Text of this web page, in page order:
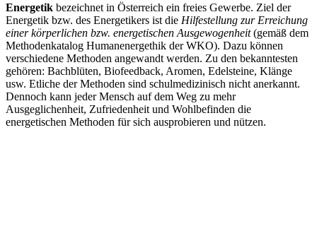
Energetik bezeichnet in Österreich ein freies Gewerbe. Ziel der
Energetik bzw. des Energetikers ist die Hilfestellung zur Erreichung
einer körperlichen bzw. energetischen Ausgewogenheit(gemäß dem
Methodenkatalog Humanenergethik der WKO). Dazu können
verschiedene Methoden angewandt werden. Zu den bekanntesten
gehören: Bachblüten, Biofeedback, Aromen, Edelsteine, Klänge
usw. Etliche der Methoden sind schulmedizinisch nicht anerkannt.
Dennoch kann jeder Mensch auf dem Weg zu mehr
Ausgeglichenheit, Zufriedenheit und Wohlbefinden die
energetischen Methoden für sich ausprobieren und nützen.